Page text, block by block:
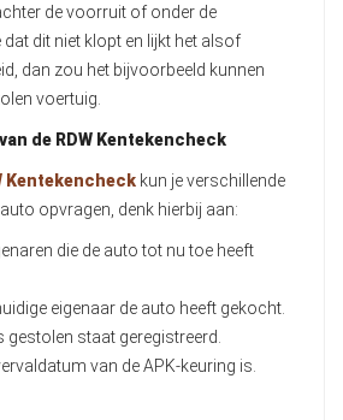
de voorruit of onder de
dit niet klopt en lijkt het alsof
dan zou het bijvoorbeeld kunnen
voertuig.
de RDW Kentekencheck
Kentekencheck kun je verschillende
opvragen, denk hierbij aan:
die de auto tot nu toe heeft
eigenaar de auto heeft gekocht.
gestolen staat geregistreerd.
van de APK-keuring is.